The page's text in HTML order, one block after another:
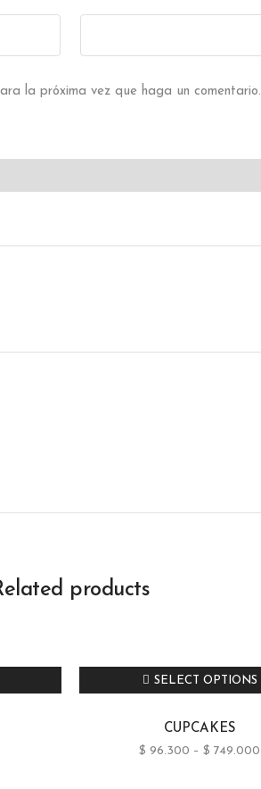
la próxima vez que haga un comentario.
products
SELECT OPTIONS
CUPCAKES
$ 96.300 – $ 749.000